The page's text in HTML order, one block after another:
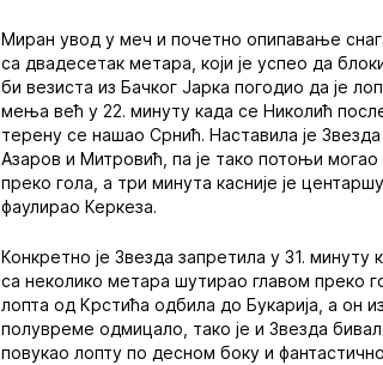
Миран увод у меч и почетно опипавање
са двадесетак метара, који је успео да
би везиста из Бачког Јарка погодио да је
мења већ у 22. минуту када се Николић
терену се нашао Срнић. Наставила је
Азаров и Митровић, па је тако потоњи
преко гола, а три минута касније је
фаулирао Керкеза.
Конкретно је Звезда запретила у 31.
са неколико метара шутирао главом преко
лопта од Крстића одбила до Букарија, а он
полувреме одмицало, тако је и Звезда
повукао лопту по десном боку и